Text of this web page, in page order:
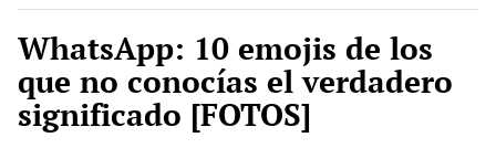
WhatsApp: 10 emojis de los
que no conocías el verdadero
significado [FOTOS]